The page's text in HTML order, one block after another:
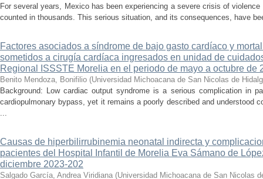
For several years, Mexico has been experiencing a severe crisis of
counted in thousands. This serious situation, and its consequences, have
Factores asociados a síndrome de bajo gasto cardíaco y
sometidos a cirugía cardíaca ingresados en unidad de
Regional ISSSTE Morelia en el periodo de mayo a octubre de
Benito Mendoza, Bonifilio (Universidad Michoacana de San Nicolas de
Background: Low cardiac output syndrome is a serious complication in
cardiopulmonary bypass, yet it remains a poorly described and understood
...
Causas de hiperbilirrubinemia neonatal indirecta y
pacientes del Hospital Infantil de Morelia Eva Sámano de
diciembre 2023-202
Salgado García, Andrea Viridiana (Universidad Michoacana de San Nicolas